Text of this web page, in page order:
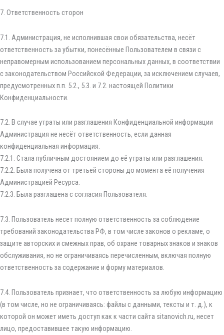
7. Ответственность сторон
7.1. Администрация, не исполнившая свои обязательства, несёт
ответственность за убытки, понесённые Пользователем в связи с
неправомерным использованием персональных данных, в соответствии
с законодательством Российской Федерации, за исключением случаев,
предусмотренных п.п. 5.2., 5.3. и 7.2. настоящей Политики
Конфиденциальности.
7.2. В случае утраты или разглашения Конфиденциальной информации
Администрация не несёт ответственность, если данная
конфиденциальная информация:
7.2.1. Стала публичным достоянием до её утраты или разглашения.
7.2.2. Была получена от третьей стороны до момента её получения
Администрацией Ресурса.
7.2.3. Была разглашена с согласия Пользователя.
7.3. Пользователь несет полную ответственность за соблюдение
требований законодательства РФ, в том числе законов о рекламе, о
защите авторских и смежных прав, об охране товарных знаков и знаков
обслуживания, но не ограничиваясь перечисленным, включая полную
ответственность за содержание и форму материалов.
7.4. Пользователь признает, что ответственность за любую информацию
(в том числе, но не ограничиваясь: файлы с данными, тексты и т. д.), к
которой он может иметь доступ как к части сайта sitanovich.ru, несет
лицо, предоставившее такую информацию.